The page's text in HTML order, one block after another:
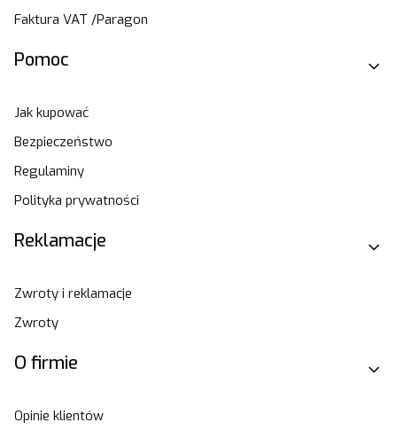
Faktura VAT /Paragon
Pomoc
Jak kupować
Bezpieczeństwo
Regulaminy
Polityka prywatności
Reklamacje
Zwroty i reklamacje
Zwroty
O firmie
Opinie klientów